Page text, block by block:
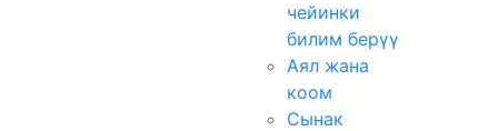
чейинки
билим берүү
Аял жана
коом
Сынак